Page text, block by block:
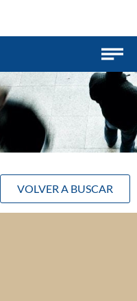
VOLVER A BUSCAR